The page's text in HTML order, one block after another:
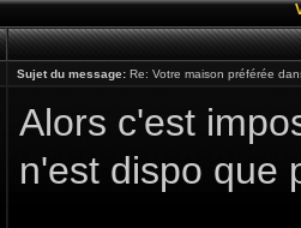
Sujet du message: Re: Votre maison préférée
Alors c'est
n'est dispo que